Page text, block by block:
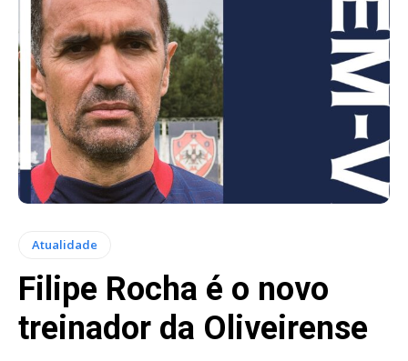
Atualidade
Filipe Rocha é o novo
treinador da Oliveirense